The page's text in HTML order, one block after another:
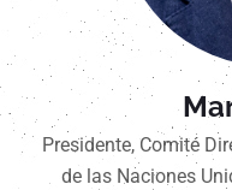
Presidente, Comité
de las Naciones